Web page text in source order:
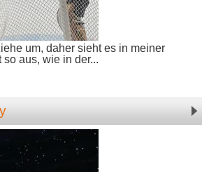
um, daher sieht es in meiner
aus, wie in der...